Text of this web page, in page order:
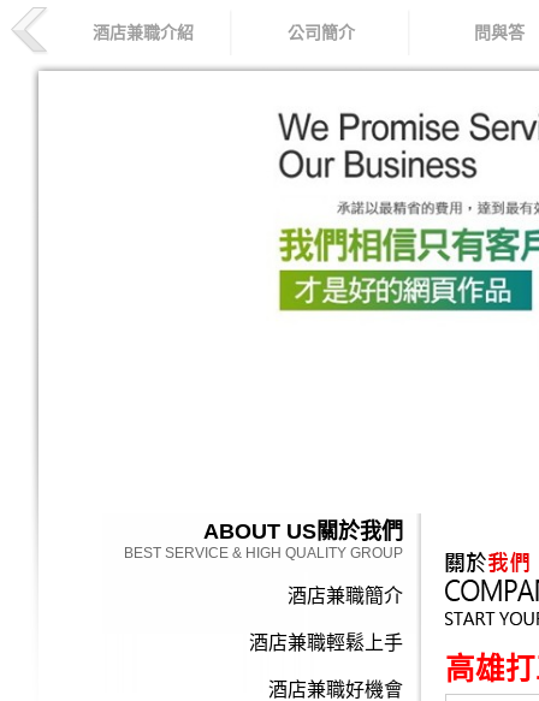
酒店兼職介紹 公司簡介 問與答
ABOUT US關於我們
BEST SERVICE & HIGH QUALITY GROUP
酒店兼職簡介
酒店兼職輕鬆上手
酒店兼職好機會
高雄